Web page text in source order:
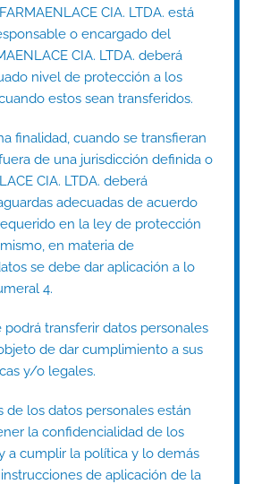
CIA. LTDA. está
o encargado del
CIA. LTDA. deberá
nivel de protección a los
estos sean transferidos.
finalidad, cuando se transfieran
de una jurisdicción definida o
CIA. LTDA. deberá
adecuadas de acuerdo
en la ley de protección
en materia de
se debe dar aplicación a lo
4.
podrá transferir datos personales
de dar cumplimiento a sus
y/o legales.
de los datos personales están
la confidencialidad de los
a cumplir la política y lo demás
de aplicación de la